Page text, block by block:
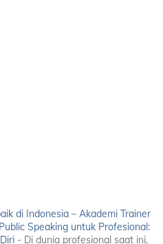
di Indonesia – Akademi Trainer
Speaking untuk Profesional:
- Di dunia profesional saat ini,